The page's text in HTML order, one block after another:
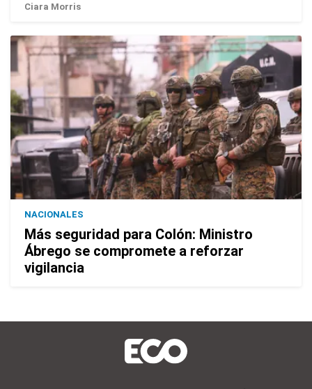
Ciara Morris
NACIONALES
Más seguridad para Colón: Ministro
Ábrego se compromete a reforzar
vigilancia